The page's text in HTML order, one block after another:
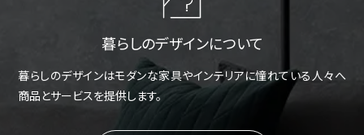
暮らしのデザインについて
暮らしのデザインはモダンな家具やインテリアに憧れている人々へ
商品とサービスを提供します。